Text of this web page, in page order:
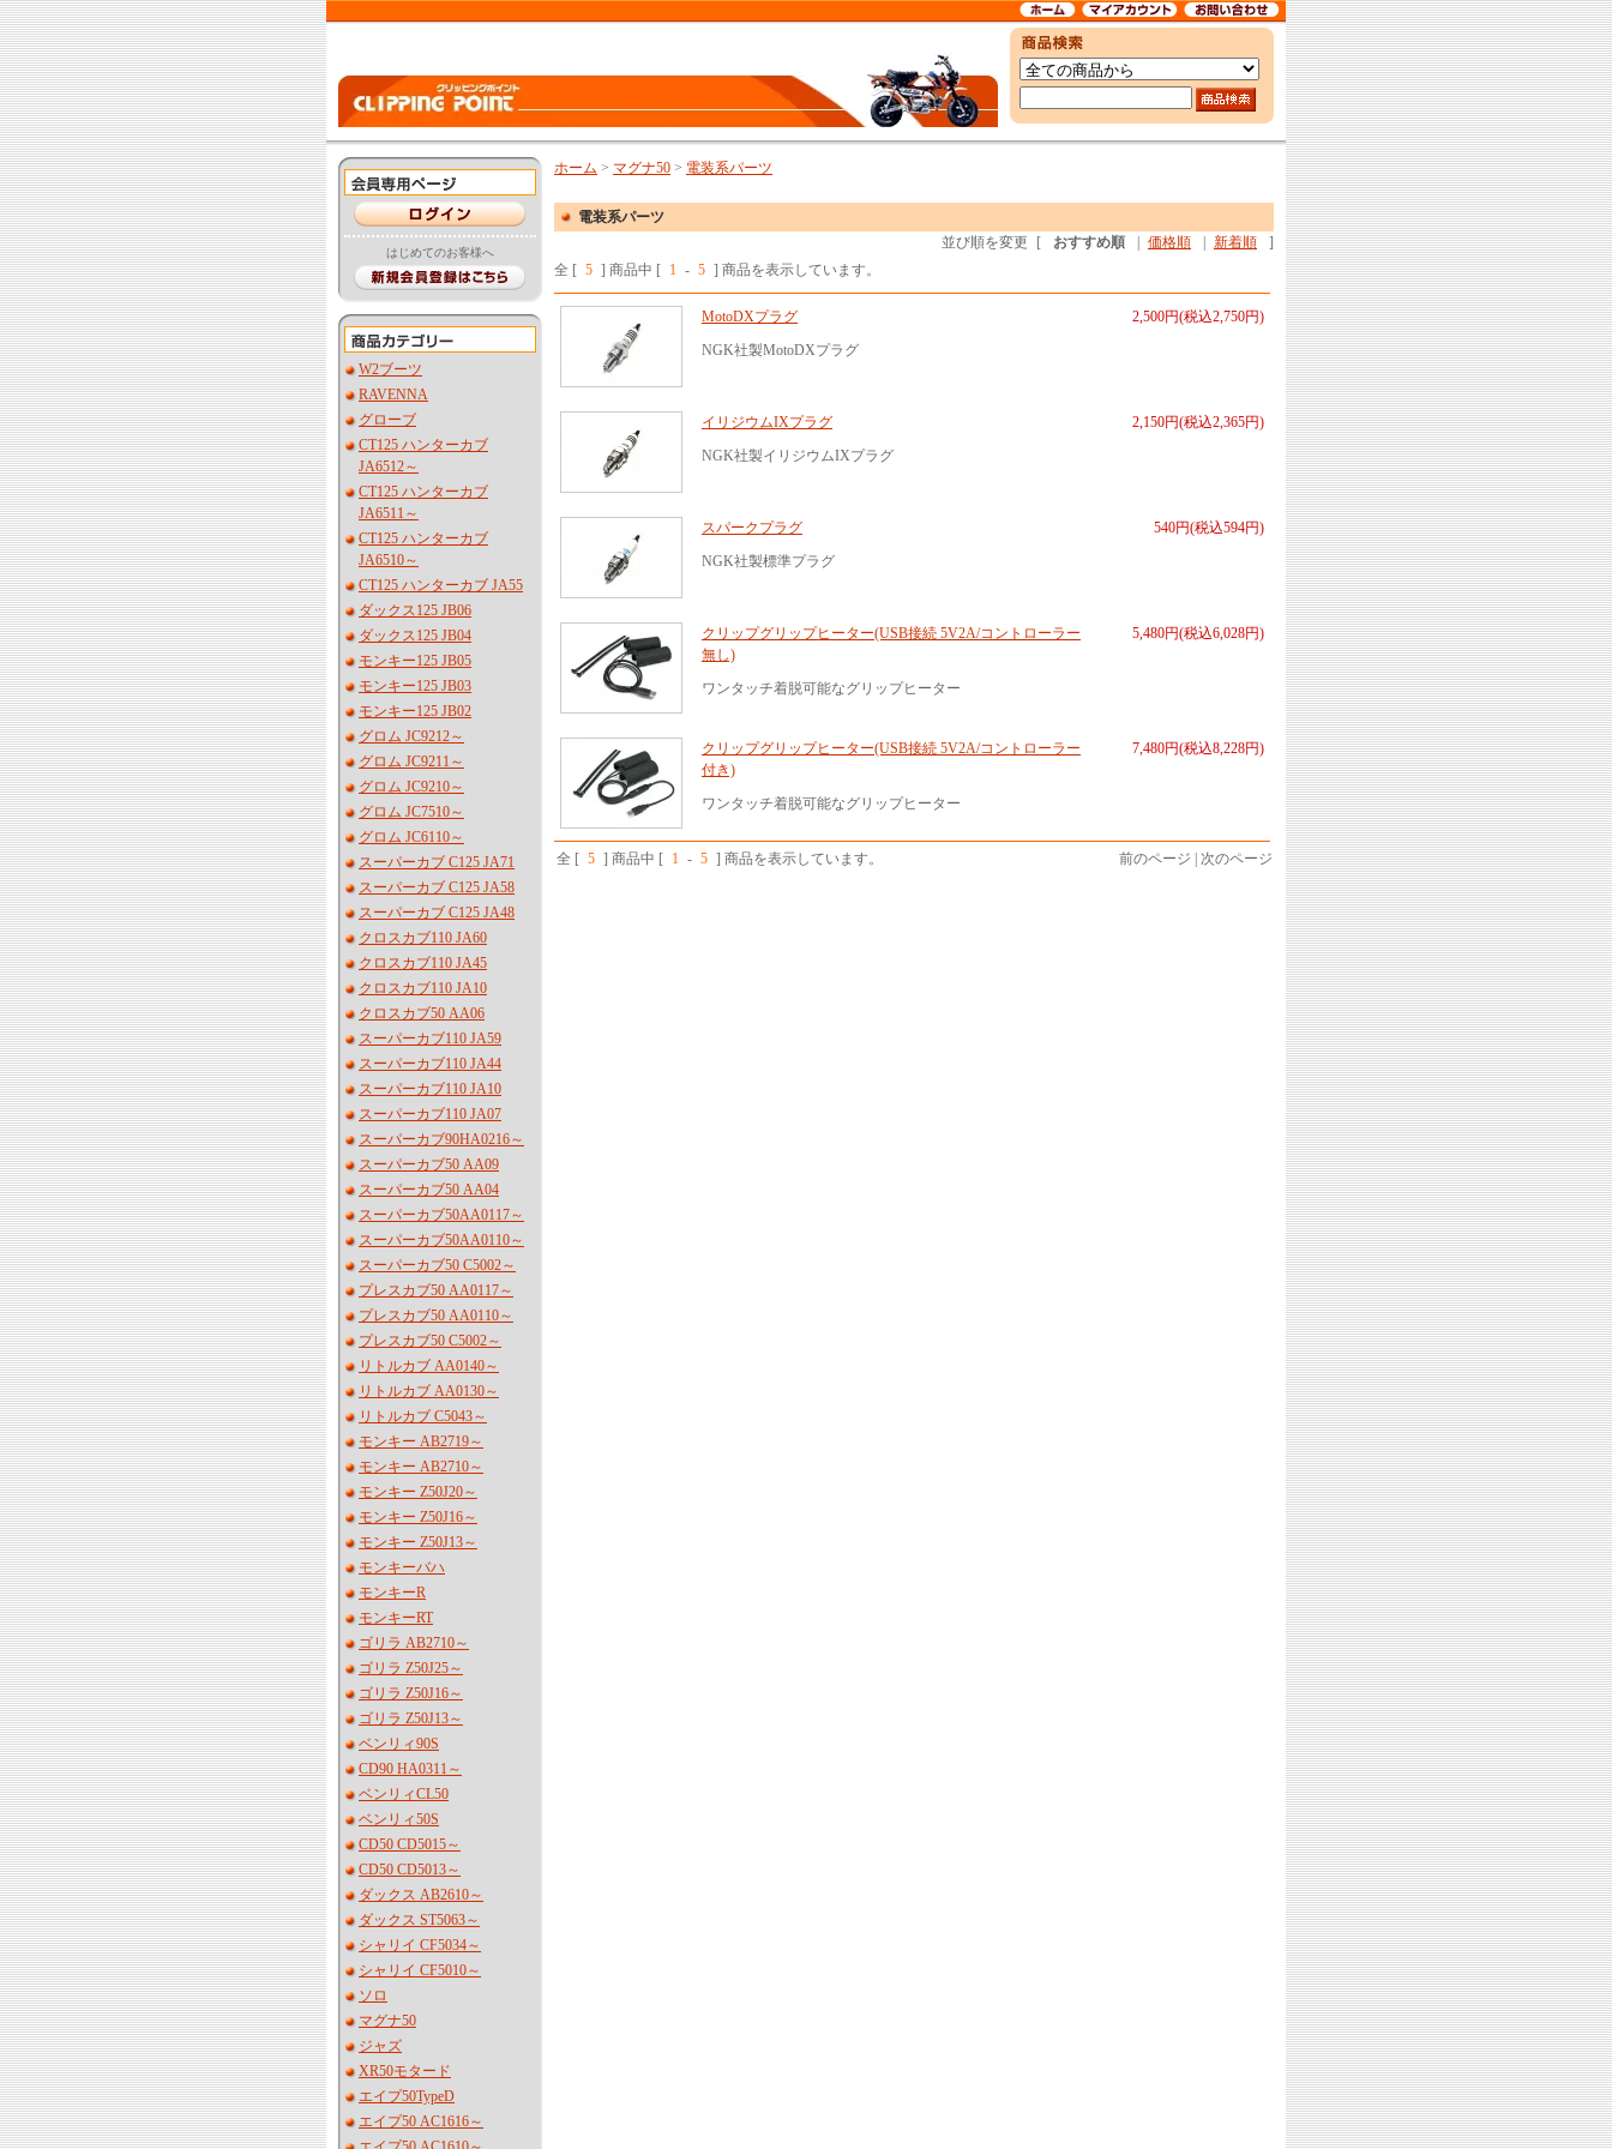
はじめてのお客様へ
W2ブーツ
RAVENNA
グローブ
CT125 ハンターカブ
JA6512～
CT125 ハンターカブ
JA6511～
CT125 ハンターカブ
JA6510～
CT125 ハンターカブ JA55
ダックス125 JB06
ダックス125 JB04
モンキー125 JB05
モンキー125 JB03
モンキー125 JB02
グロム JC9212～
グロム JC9211～
グロム JC9210～
グロム JC7510～
グロム JC6110～
スーパーカブ C125 JA71
スーパーカブ C125 JA58
スーパーカブ C125 JA48
クロスカブ110 JA60
クロスカブ110 JA45
クロスカブ110 JA10
クロスカブ50 AA06
スーパーカブ110 JA59
スーパーカブ110 JA44
スーパーカブ110 JA10
スーパーカブ110 JA07
スーパーカブ90HA0216～
スーパーカブ50 AA09
スーパーカブ50 AA04
スーパーカブ50AA0117～
スーパーカブ50AA0110～
スーパーカブ50 C5002～
プレスカブ50 AA0117～
プレスカブ50 AA0110～
プレスカブ50 C5002～
リトルカブ AA0140～
リトルカブ AA0130～
リトルカブ C5043～
モンキー AB2719～
モンキー AB2710～
モンキー Z50J20～
モンキー Z50J16～
モンキー Z50J13～
モンキーバハ
モンキーR
モンキーRT
ゴリラ AB2710～
ゴリラ Z50J25～
ゴリラ Z50J16～
ゴリラ Z50J13～
ベンリィ90S
CD90 HA0311～
ベンリィCL50
ベンリィ50S
CD50 CD5015～
CD50 CD5013～
ダックス AB2610～
ダックス ST5063～
シャリイ CF5034～
シャリイ CF5010～
ソロ
マグナ50
ジャズ
XR50モタード
エイプ50TypeD
エイプ50 AC1616～
ホーム > マグナ50 > 電装系パーツ
電装系パーツ
並び順を変更
[ おすすめ順 価格順 新着順
]
全 [ 5 ] 商品中 [ 1 - 5 ] 商品を表示しています。
2,500円(税込2,750円)
MotoDXプラグ
NGK社製MotoDXプラグ
2,150円(税込2,365円)
イリジウムIXプラグ
NGK社製イリジウムIXプラグ
540円(税込594円)
スパークプラグ
NGK社製標準プラグ
5,480円(税込6,028円)
クリップグリップヒーター(USB接続 5V2A/コントローラー
無し)
ワンタッチ着脱可能なグリップヒーター
7,480円(税込8,228円)
クリップグリップヒーター(USB接続 5V2A/コントローラー
付き)
ワンタッチ着脱可能なグリップヒーター
全 [ 5 ] 商品中 [ 1 - 5 ] 商品を表示しています。 前のページ | 次のページ